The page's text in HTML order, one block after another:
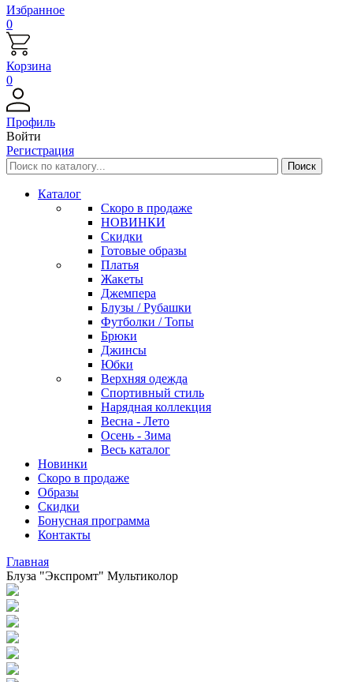
Избранное
0
Корзина
0
Профиль
Войти
Регистрация
Каталог
Скоро в продаже
НОВИНКИ
Скидки
Готовые образы
Платья
Жакеты
Джемпера
Блузы / Рубашки
Футболки / Топы
Брюки
Джинсы
Юбки
Верхняя одежда
Спортивный стиль
Нарядная коллекция
Весна - Лето
Осень - Зима
Весь каталог
Новинки
Скоро в продаже
Образы
Скидки
Бонусная программа
Контакты
Главная
Блуза "Экспромт" Мультиколор